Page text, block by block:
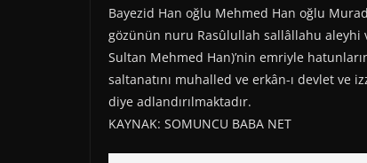
Bayezid Han oğlu Mehmed Han oğlu
gözünün nuru Rasûlullah sallâllahu aleyhi
Sultan Mehmed Han)’nin emriyle
saltanatını muhalled ve erkân-ı devlet ve
diye adlandırılmaktadır.
KAYNAK: SOMUNCU BABA NET